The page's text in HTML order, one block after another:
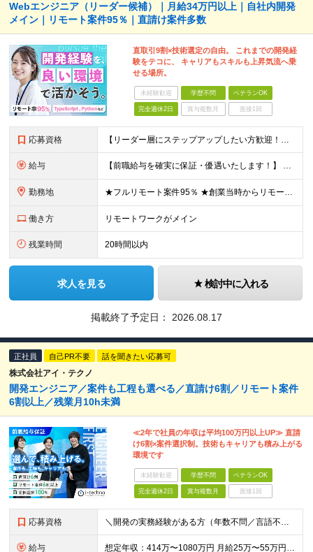
Webエンジニア（リーダー候補）｜月給34万円以上｜自社内開発
メイン｜リモート案件95％｜直請け案件多数
直取引9割×技術選定の自由。 これまでの開発経
験をテコに、 キャリアもスキルも上昇気流へ乗
せる場所。
未経験歓迎 学歴不問 ベテランOK
完全週休2日 賞与複数月 面接1回
応募資格 【リーダー層にステップアップしたい方歓迎！】 ■何かしらの開発経験をお持ちの方（言語不問） └テスター・ローコード開発のみや、 C言語での組み込み開発経験でも大歓迎です！ ■本社に出社できる方 └
給与 【前職給与を確実に保証・優遇いたします！】 ★経験・スキル・前職年収を考慮し、前職以上の提示を基本として決定します。 月給 34万円～48万円 ＋ 昇給査定年2回 ※経験・能力を考慮の上、社内規定
勤務地 ★フルリモート案件95％ ★創業当時からリモートワークに注力 勤務は自宅または中目黒オフィスが中心となります。 案件の約9割は受託開発ですが、 一部案件では首都圏のクライアント先で勤務いただく場合が
働き方 リモートワークがメイン
残業時間 20時間以内
求人を見る 検討中に入れる
掲載終了予定日： 2026.08.17
正社員 自己PR不要 話を聞きたい応募可
株式会社アイ・テクノ
開発エンジニア／案件も工程も選べる／直請け6割／リモート案件
6割以上／残業月10h未満
≪2年で社員の年収は平均100万円以上UP≫ 直請
け6割×案件選択制。技術もキャリアも積み上がる
環境です
未経験歓迎 学歴不問 ベテランOK
完全週休2日 賞与複数月 面接1回
応募資格 ＼開発の実務経験がある方（年数不問／言語不問）／ ■学歴不問／第二新卒歓迎 《こんなモヤモヤ、ありませんか？》 □単価が上がっても、給料に反映されなかった □案件を選べず、やらされ感がある □同じ
給与 想定年収：414万〜1080万円 月給25万〜55万円 ＋ 賞与年2回 ＋ 諸手当 ※残業代は別途全額支給／※経験・スキルに応じ当社規定により決定 ＼直請け6割だから、還元できる／ 間に何社も入ら